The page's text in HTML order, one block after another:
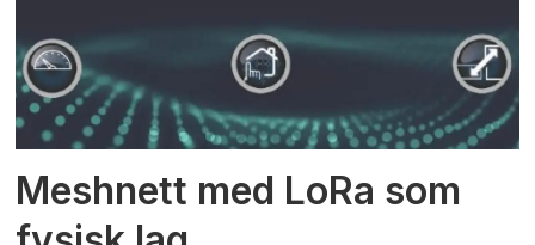
Meshnett med LoRa som